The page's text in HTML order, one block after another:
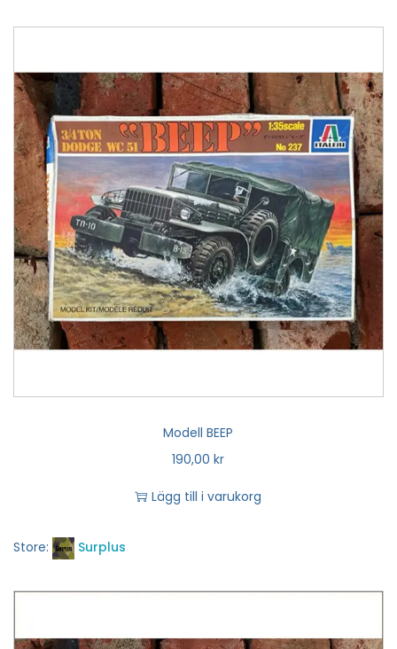
Modell BEEP
190,00kr
Lägg till i varukorg
Store: Surplus